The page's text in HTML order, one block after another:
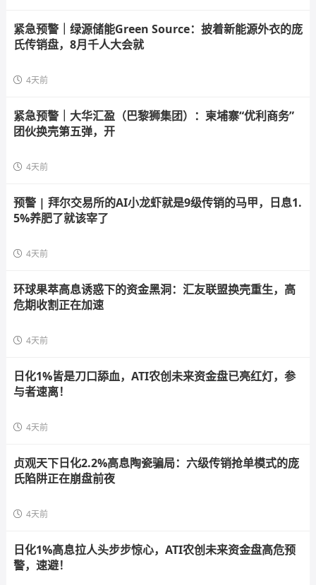
紧急预警｜绿源储能Green Source：披着新能源外衣的庞
氏传销盘，8月千人大会就
4天前
紧急预警｜大华汇盈（巴黎狮集团）：柬埔寨“优利商务”
团伙换壳第五弹，开
4天前
预警 | 拜尔交易所的AI小龙虾就是9级传销的马甲，日息1.
5%养肥了就该宰了
4天前
环球果萃高息诱惑下的资金黑洞：汇友联盟换壳重生，高
危期收割正在加速
4天前
日化1%皆是刀口舔血，ATI农创未来资金盘已亮红灯，参
与者速离！
4天前
贞观天下日化2.2%高息陶瓷骗局：六级传销抢单模式的庞
氏陷阱正在崩盘前夜
4天前
日化1%高息拉人头步步惊心，ATI农创未来资金盘高危预
警，速避！